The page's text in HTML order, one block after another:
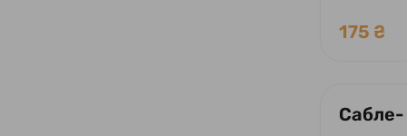
175 ₴
Сабле-